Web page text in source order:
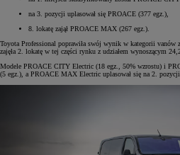
na 3. pozycji uplasował się PROACE (377 egz.),
8. lokatę zajął PROACE MAX (267 egz.).
Toyota Professional poprawiła swój wynik w kategorii vanów
zajęła 2. lokatę w tej części rynku z udziałem wynoszącym
Modele PROACE CITY Electric (18 egz., 50% wzrostu) i
(5 egz.), a PROACE MAX Electric uplasował się na 2.